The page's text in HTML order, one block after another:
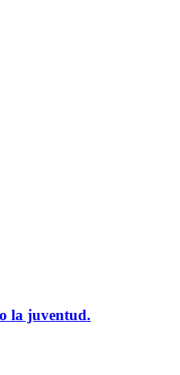
la juventud.